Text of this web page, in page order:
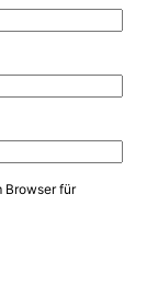
Browser für